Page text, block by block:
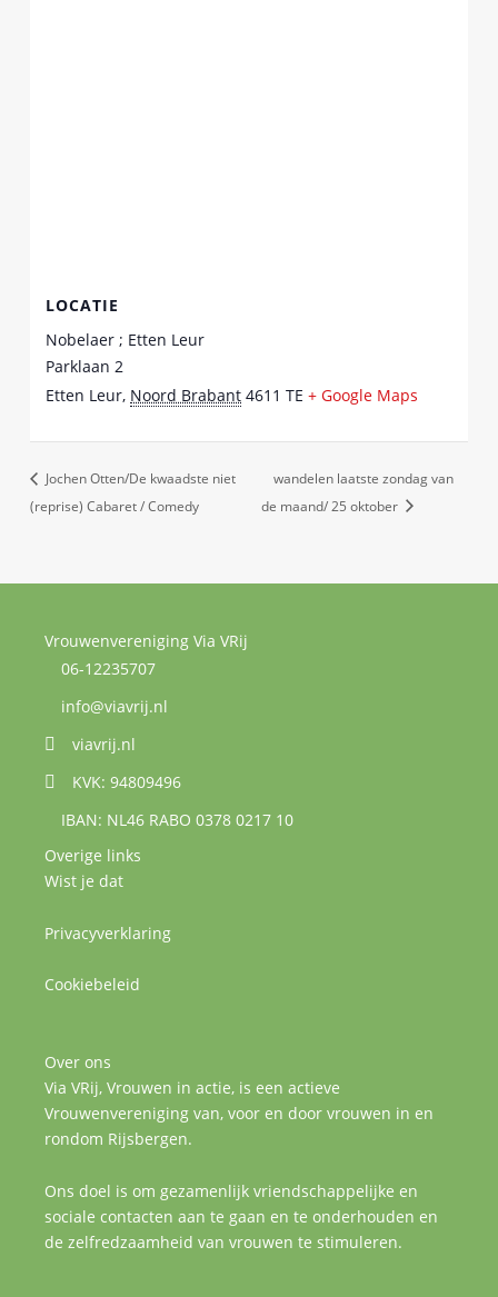
LOCATIE
Nobelaer ; Etten Leur
Parklaan 2
Etten Leur, Noord Brabant 4611 TE + Google Maps
Jochen Otten/De kwaadste niet
(reprise) Cabaret / Comedy
wandelen laatste zondag van
de maand/ 25 oktober
Vrouwenvereniging Via VRij
06-12235707
info@viavrij.nl
viavrij.nl
KVK: 94809496
IBAN: NL46 RABO 0378 0217 10
Overige links
Wist je dat
Privacyverklaring
Cookiebeleid
Over ons
Via VRij, Vrouwen in actie, is een actieve
Vrouwenvereniging van, voor en door vrouwen in en
rondom Rijsbergen.
Ons doel is om gezamenlijk vriendschappelijke en
sociale contacten aan te gaan en te onderhouden en
de zelfredzaamheid van vrouwen te stimuleren.